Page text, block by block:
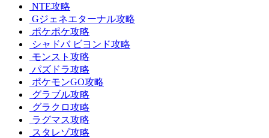
NTE攻略
Gジェネエターナル攻略
ポケポケ攻略
シャドバ ビヨンド攻略
モンスト攻略
パズドラ攻略
ポケモンGO攻略
グラブル攻略
グラクロ攻略
ラグマス攻略
スタレゾ攻略